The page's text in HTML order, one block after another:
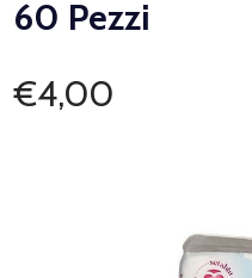
60 Pezzi
€4,00